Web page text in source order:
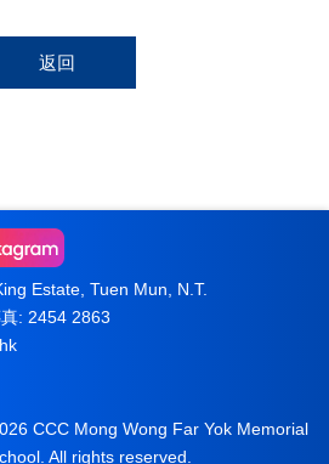
返回
Estate, Tuen Mun, N.T.
: 2454 2863
CCC Mong Wong Far Yok Memorial
All rights reserved.